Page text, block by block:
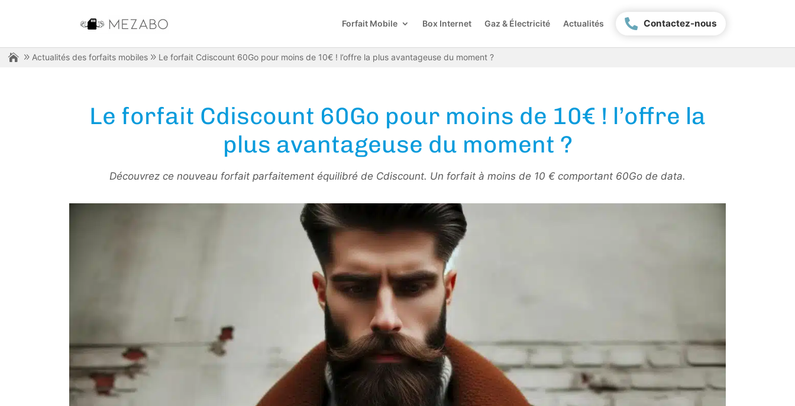
Forfait Mobile Box Internet Gaz & Électricité Actualités Contactez-nous
Actualités des forfaits mobiles Le forfait Cdiscount 60Go pour moins de 10€ ! l’offre la plus avantageuse du moment ?
Le forfait Cdiscount 60Go pour moins de 10€ ! l’offre la
plus avantageuse du moment ?
Découvrez ce nouveau forfait parfaitement équilibré de Cdiscount. Un forfait à moins de 10 € comportant 60Go de data.